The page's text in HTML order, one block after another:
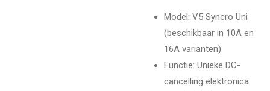
Model: V5 Syncro Uni
(beschikbaar in 10A en
16A varianten)
Functie: Unieke DC-
cancelling elektronica